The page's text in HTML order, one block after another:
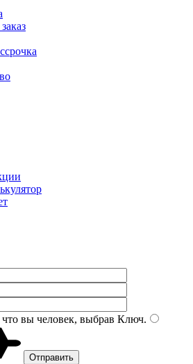
вы человек, выбрав Ключ.